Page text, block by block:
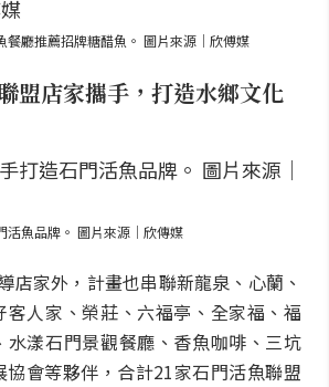
餐廳推薦招牌糖醋魚。 圖片來源｜欣傅媒
盟店家攜手，打造水鄉文化
活魚品牌。 圖片來源｜欣傳媒
店家外，計畫也串聯新龍泉、心蘭、
客人家、榮莊、六福亭、全家福、福
水漾石門景觀餐廳、香魚咖啡、三坑
會等夥伴，合計21家石門活魚聯盟